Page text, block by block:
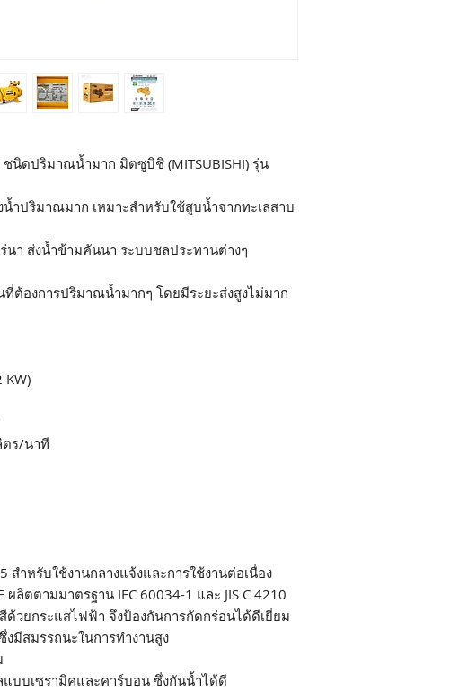
นิดปริมาณน้ำมาก มิตซูบิชิ (MITSUBISHI) รุ่น
ำปริมาณมาก เหมาะสำหรับใช้สูบน้ำจากทะเลสาบ
นา ส่งน้ำข้ามคันนา ระบบชลประทานต่างๆ
ที่ต้องการปริมาณน้ำมากๆ โดยมีระยะส่งสูงไม่มาก
KW)
ตร/นาที
สำหรับใช้งานกลางแจ้งและการใช้งานต่อเนื่อง
ผลิตตามมาตรฐาน IEC 60034-1 และ JIS C 4210
ด้วยกระแสไฟฟ้า จึงป้องกันการกัดกร่อนได้ดีเยี่ยม
มีสมรรถนะในการทำงานสูง
บบเซรามิคและคาร์บอน ซึ่งกันน้ำได้ดี